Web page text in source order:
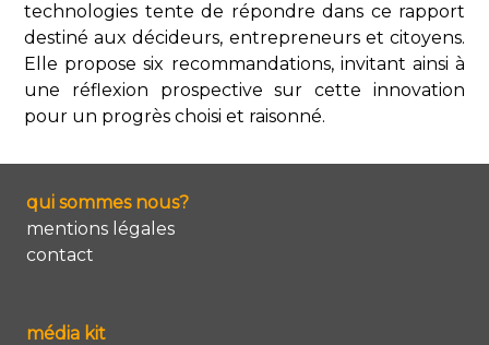
technologies tente de répondre dans ce rapport
destiné aux décideurs, entrepreneurs et citoyens.
Elle propose six recommandations, invitant ainsi à
une réflexion prospective sur cette innovation
pour un progrès choisi et raisonné.
qui sommes nous?
mentions légales
contact
média kit